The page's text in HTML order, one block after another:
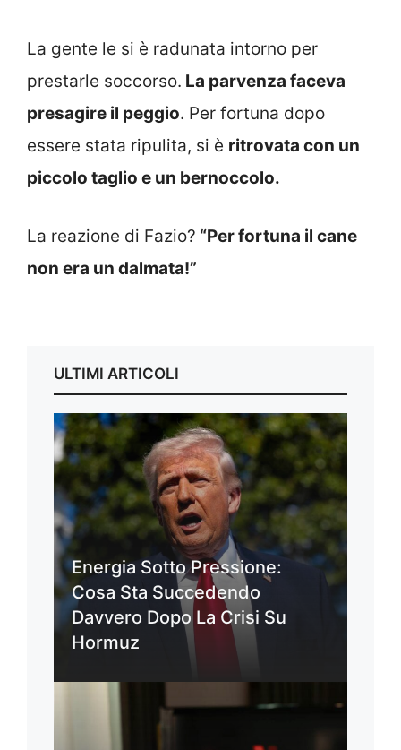
La gente le si è radunata intorno per
prestarle soccorso. La parvenza faceva
presagire il peggio. Per fortuna dopo
essere stata ripulita, si è ritrovata con un
piccolo taglio e un bernoccolo.
La reazione di Fazio? “Per fortuna il cane
non era un dalmata!”
ULTIMI ARTICOLI
Energia Sotto Pressione:
Cosa Sta Succedendo
Davvero Dopo La Crisi Su
Hormuz